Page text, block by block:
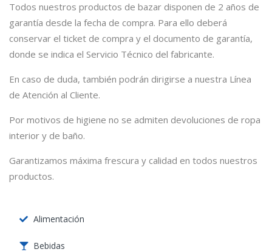
Todos nuestros productos de bazar disponen de 2 años de
garantía desde la fecha de compra. Para ello deberá
conservar el ticket de compra y el documento de garantía,
donde se indica el Servicio Técnico del fabricante.
En caso de duda, también podrán dirigirse a nuestra Línea
de Atención al Cliente.
Por motivos de higiene no se admiten devoluciones de ropa
interior y de baño.
Garantizamos máxima frescura y calidad en todos nuestros
productos.
Alimentación
Bebidas